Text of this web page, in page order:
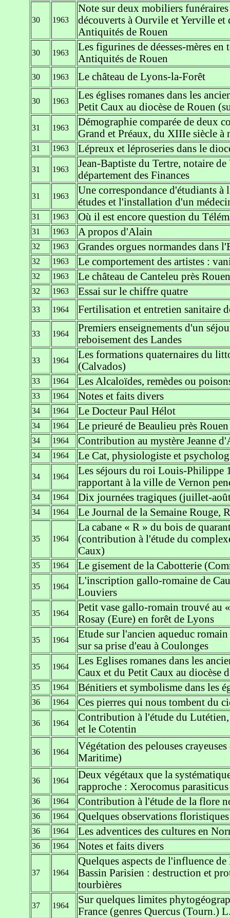
30 1963
Note sur deux mobiliers
découverts à Ourvile et Yerville et
Antiquités de Rouen
30 1963
Les figurines de déesses-mères en
Antiquités de Rouen
30 1963 Le château de Lyons-la-Forêt
30 1963
Les églises romanes dans les
Petit Caux au diocèse de Rouen
31 1963
Démographie comparée de deux
Grand et Préaux, du XIIIe siècle à
31 1963 Lépreux et léproseries dans le
31 1963
Jean-Baptiste du Tertre, notaire
département des Finances
31 1963
Une correspondance d'étudiants
études et l'installation d'un
31 1963 Où il est encore question du
31 1963 A propos d'Alain
32 1963 Grandes orgues normandes dans
32 1963 Le comportement des artistes :
32 1963 Le château de Canteleu près Rouen
32 1963 Essai sur le chiffre quatre
33 1964 Fertilisation et entretien sanitaire
33 1964
Premiers enseignements d'un
reboisement des Landes
33 1964
Les formations quaternaires du
(Calvados)
33 1964 Les Alcaloïdes, remèdes ou
33 1964 Notes et faits divers
34 1964 Le Docteur Paul Hélot
34 1964 Le prieuré de Beaulieu près Rouen
34 1964 Contribution au mystère Jeanne
34 1964 Le Cat, physiologiste et
34 1964
Les séjours du roi Louis-Philippe
rapportant à la ville de Vernon
34 1964 Dix journées tragiques (juillet-
34 1964 Le Journal de la Semaine Rouge,
35 1964
La cabane « R » du bois de
(contribution à l'étude du
Caux)
35 1964 Le gisement de la Cabotterie
35 1964
L'inscription gallo-romaine de
Louviers
35 1964
Petit vase gallo-romain trouvé au
Rosay (Eure) en forêt de Lyons
35 1964
Etude sur l'ancien aqueduc
sur sa prise d'eau à Coulonges
35 1964
Les Eglises romanes dans les
Caux et du Petit Caux au diocèse
35 1964 Bénitiers et symbolisme dans les
36 1964 Ces pierres qui nous tombent du
36 1964
Contribution à l'étude du
et le Cotentin
36 1964
Végétation des pelouses
Maritime)
36 1964
Deux végétaux que la
rapproche : Xerocomus
36 1964 Contribution à l'étude de la flore
36 1964 Quelques observations floristiques
36 1964 Les adventices des cultures en
36 1964 Notes et faits divers
37 1964
Quelques aspects de l'influence
Bassin Parisien : destruction et
tourbières
37 1964
Sur quelques limites
France (genres Quercus (Tourn.)